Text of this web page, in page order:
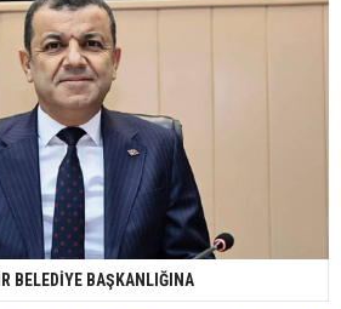
BELEDİYE BAŞKANLIĞINA